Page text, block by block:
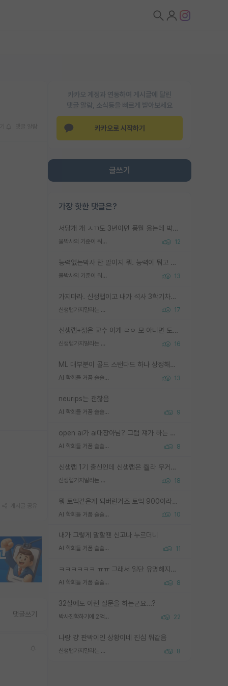
카카오 계정과 연동하여 게시글에 달린
댓글 알람, 소식등을 빠르게 받아보세요
카카오로 시작하기
글쓰기
가장 핫한 댓글은?
서당개 개 ㅅㄲ도 3년이면 풍월 읊는데 박사 5년 이상 대리고 있으면서 물된건 교수 탓 맞는ㄱ게 거기가 서당이 아니란 소리임
물박사의 기준이 뭐임? 12
능력없는박사 란 말이지 뭐. 능력이 뭐고 능력이 있다는게 뭔지는 사람마다 기준이 다르니까 얘기해봐야 서로 자기 기준만 얘기해서 논쟁이 끝이 안나고. 주위에서 능력있고 야심있는 신입생이 교수가 유의미한 피드백을 아예 안주면서 제대로된 과제에 참여해볼 기회도 제공하지 않고 잡일 뺑뺑이만 돌려서 맨날 단순작업만 하면서 밤새다가 눈빛이 점점 죽어가는걸 본 사람은 물박사는 교수탓이라고 하고, 교수는 이것저것 알려도 주고 기회도 주고 사수 동기 붙여주면서 어떻게든 끌고가려고 하는데 본인이 매일 뺀질거리면서 출근 하는둥마는둥 하다가 기껏 와서도 폰이나 쳐다보다가 실험 망치고 저녁약속있어서 먼저 가볼게요~ 하는걸 본 사람은 물박사는 본인탓이라고 함.
물박사의 기준이 뭐임? 13
가지마라. 신생랩이고 내가 석사 3학기차인데 최고참인데 나도 아무것도 모르는데 교수가 후배들 왜 논문 교육 안시키냐. 논문 왜 안 써오냐 닦달한다
신생랩가지말라는 이유가 있었구나 17
신생랩+젊은 교수 이게 ㄹㅇ 모 아니면 도인듯.
신생랩가지말라는 이유가 있었구나 16
ML 대부분이 골드 스탠다드 하나 상정해놓고 (벤치마크 데이터셋이 여러 개면 여러 개 상정) 그거 얼마나 잘 맞추나 싸움임 가끔 번뜩이는 설계 철학을 보여주는 논문들도 있지만 대부분 그거 성적 얼마나 더 올리느라에 혈안이 되어 있는 측면이 잇음
AI 학회들 거품 슬슬 지적이 나오네요 13
neurips는 괜찮음
AI 학회들 거품 슬슬 지적이 나오네요 9
open ai가 ai대장아님? 그럼 쟤가 하는 말이 다 맞겠네
AI 학회들 거품 슬슬 지적이 나오네요 8
신생랩 1기 출신인데 신생랩은 줠라 무거운 바벨 같은거임. 들면 대박인데 못들면 깔려 죽음. 아무도 알려주지 않는 환경에서 자생해야하지만, 일단 살아남았다면 그 어떤 사람보다 악착같고 생존력 높은 사람으로 거듭날 수 있음
신생랩가지말라는 이유가 있었구나 18
뭐 토익같은게 되버린거죠 토익 900이라고 영어잘하는건 아닙니다만 잘하는사람은 다 900을 넘는 그런
AI 학회들 거품 슬슬 지적이 나오네요 10
내가 그렇게 말할땐 신고나 누르더니
AI 학회들 거품 슬슬 지적이 나오네요 11
ㅋㅋㅋㅋㅋㅋ ㅠㅠ 그래서 일단 유명해지는게 중요한거같습니다
AI 학회들 거품 슬슬 지적이 나오네요 8
32살에도 이런 질문을 하는군요...?
박사진학하기에 2억은 괜찮은 (?) 정도의 경제력인가요 22
나랑 걍 판박이인 상황이네 진심 뭐같음
신생랩가지말라는 이유가 있었구나 8
댓글쓰기